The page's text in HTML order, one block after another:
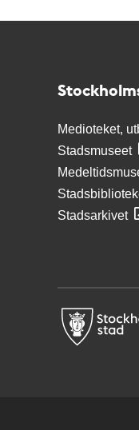
Medioteket,
Stadsmuseet
Stadsarkivet